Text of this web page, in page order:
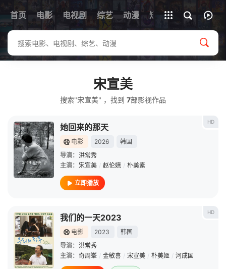
首页 电影 电视剧 综艺 动漫 短剧
全部影片
宋宣美
搜索"宋宣美" ，找到 7部影视作品
HD
她回来的那天
电影 2026
韩国
导演： 洪常秀
主演： 宋宣美 / 赵伦嬉 / 朴美素
立即播放
HD
我们的一天2023
电影 2023
韩国
导演： 洪常秀
主演： 奇周峯 / 金敏喜 / 宋宣美 / 朴美姬 / 河成国